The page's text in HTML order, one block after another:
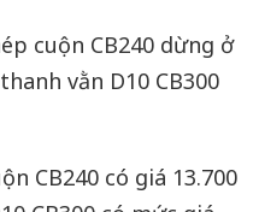
cuộn CB240 dừng ở
vằn D10 CB300
CB240 có giá 13.700